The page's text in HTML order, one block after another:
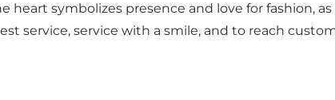
heart symbolizes presence and love for fashion,
service, service with a smile, and to reach